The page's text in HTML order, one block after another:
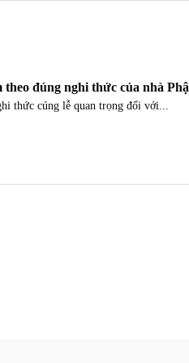
đúng nghi thức của nhà
thức cúng lễ quan trọng đối với...